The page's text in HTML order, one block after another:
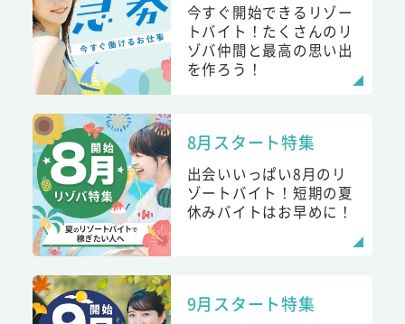
今すぐ開始できるリゾー
トバイト！たくさんのリ
ゾバ仲間と最高の思い出
を作ろう！
8月スタート特集
出会いいっぱい8月のリ
ゾートバイト！短期の夏
休みバイトはお早めに！
9月スタート特集